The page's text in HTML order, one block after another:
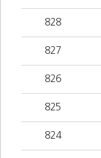
828
827
826
825
824